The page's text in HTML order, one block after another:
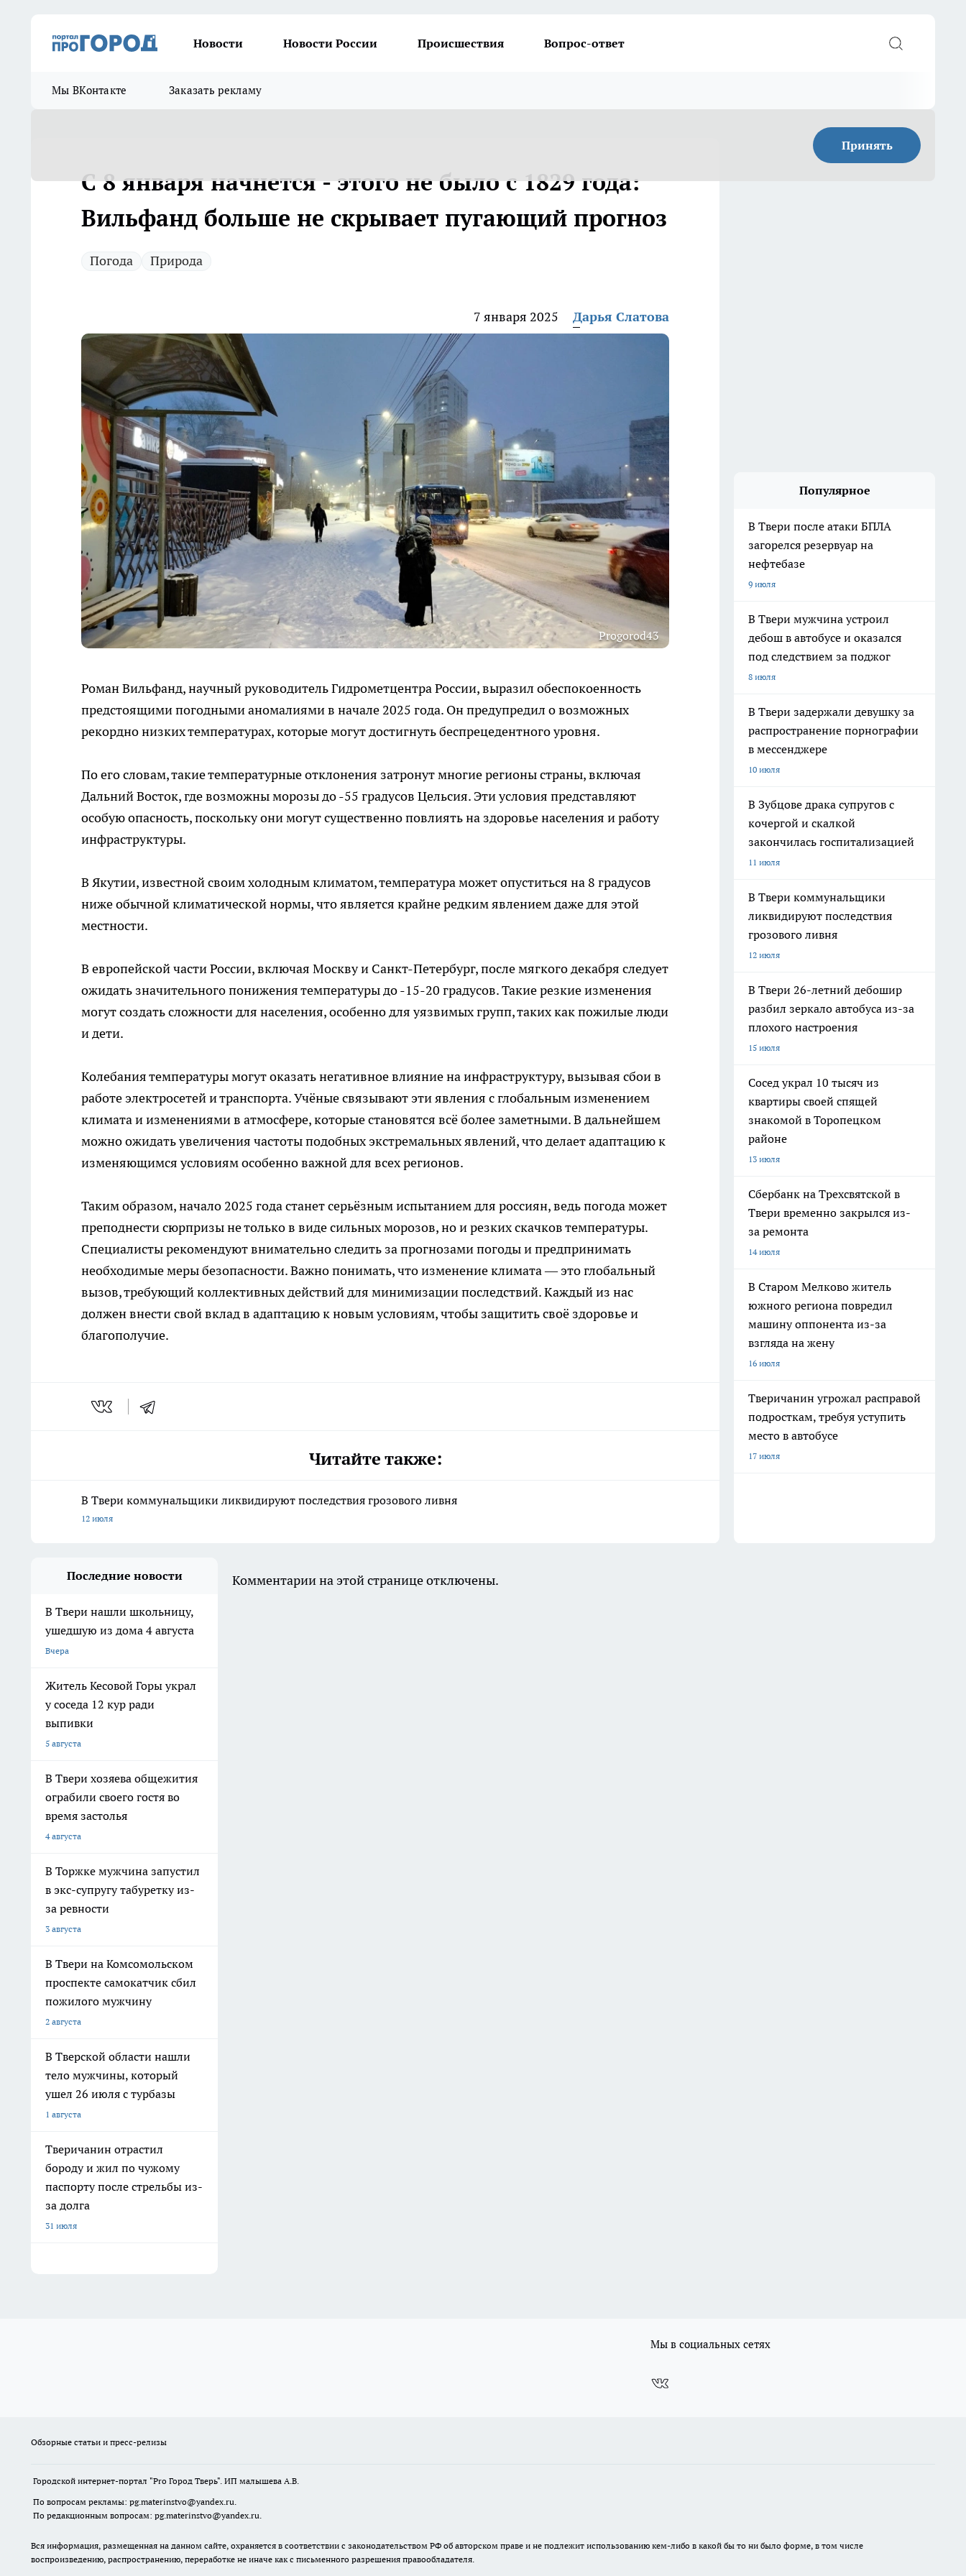
Новости Новости России Происшествия Вопрос-ответ
Мы ВКонтакте Заказать рекламу
Принять
С 8 января начнется - этого не было с 1829 года:
Вильфанд больше не скрывает пугающий прогноз
Погода Природа
7 января 2025 Дарья Слатова
Progorod43
Роман Вильфанд, научный руководитель Гидрометцентра России, выразил обеспокоенность
предстоящими погодными аномалиями в начале 2025 года. Он предупредил о возможных
рекордно низких температурах, которые могут достигнуть беспрецедентного уровня.
По его словам, такие температурные отклонения затронут многие регионы страны, включая
Дальний Восток, где возможны морозы до -55 градусов Цельсия. Эти условия представляют
особую опасность, поскольку они могут существенно повлиять на здоровье населения и работу
инфраструктуры.
В Якутии, известной своим холодным климатом, температура может опуститься на 8 градусов
ниже обычной климатической нормы, что является крайне редким явлением даже для этой
местности.
В европейской части России, включая Москву и Санкт-Петербург, после мягкого декабря следует
ожидать значительного понижения температуры до -15-20 градусов. Такие резкие изменения
могут создать сложности для населения, особенно для уязвимых групп, таких как пожилые люди
и дети.
Колебания температуры могут оказать негативное влияние на инфраструктуру, вызывая сбои в
работе электросетей и транспорта. Учёные связывают эти явления с глобальным изменением
климата и изменениями в атмосфере, которые становятся всё более заметными. В дальнейшем
можно ожидать увеличения частоты подобных экстремальных явлений, что делает адаптацию к
изменяющимся условиям особенно важной для всех регионов.
Таким образом, начало 2025 года станет серьёзным испытанием для россиян, ведь погода может
преподнести сюрпризы не только в виде сильных морозов, но и резких скачков температуры.
Специалисты рекомендуют внимательно следить за прогнозами погоды и предпринимать
необходимые меры безопасности. Важно понимать, что изменение климата — это глобальный
вызов, требующий коллективных действий для минимизации последствий. Каждый из нас
должен внести свой вклад в адаптацию к новым условиям, чтобы защитить своё здоровье и
благополучие.
Читайте также:
В Твери коммунальщики ликвидируют последствия грозового ливня
12 июля
Популярное
В Твери после атаки БПЛА
загорелся резервуар на
нефтебазе
9 июля
В Твери мужчина устроил
дебош в автобусе и оказался
под следствием за поджог
8 июля
В Твери задержали девушку за
распространение порнографии
в мессенджере
10 июля
В Зубцове драка супругов с
кочергой и скалкой
закончилась госпитализацией
11 июля
В Твери коммунальщики
ликвидируют последствия
грозового ливня
12 июля
В Твери 26-летний дебошир
разбил зеркало автобуса из-за
плохого настроения
15 июля
Сосед украл 10 тысяч из
квартиры своей спящей
знакомой в Торопецком
районе
13 июля
Сбербанк на Трехсвятской в
Твери временно закрылся из-
за ремонта
14 июля
В Старом Мелково житель
южного региона повредил
машину оппонента из-за
взгляда на жену
16 июля
Тверичанин угрожал расправой
подросткам, требуя уступить
место в автобусе
17 июля
Последние новости
В Твери нашли школьницу,
ушедшую из дома 4 августа
Вчера
Житель Кесовой Горы украл
у соседа 12 кур ради
выпивки
5 августа
В Твери хозяева общежития
ограбили своего гостя во
время застолья
4 августа
В Торжке мужчина запустил
в экс-супругу табуретку из-
за ревности
3 августа
В Твери на Комсомольском
проспекте самокатчик сбил
пожилого мужчину
2 августа
В Тверской области нашли
тело мужчины, который
ушел 26 июля с турбазы
1 августа
Тверичанин отрастил
бороду и жил по чужому
паспорту после стрельбы из-
за долга
31 июля
Комментарии на этой странице отключены.
Мы в социальных сетях
Обзорные статьи и пресс-релизы
Городской интернет-портал "Pro Город Тверь". ИП малышева А.В.
По вопросам рекламы: pg.materinstvo@yandex.ru.
По редакционным вопросам: pg.materinstvo@yandex.ru.
Вся информация, размещенная на данном сайте, охраняется в соответствии с законодательством РФ об авторском праве и не подлежит использованию кем-либо в какой бы то ни было форме, в том числе
воспроизведению, распространению, переработке не иначе как с письменного разрешения правообладателя.